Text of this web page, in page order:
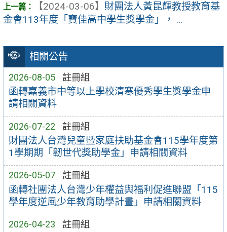
相關公告
2026-08-05 註冊組
函轉嘉義市中等以上學校清寒優秀學生獎學金申
請相關資料
2026-07-22 註冊組
財團法人台灣兒童暨家庭扶助基金會115學年度第
1學期期「韌世代獎助學金」申請相關資料
2026-05-07 註冊組
函轉社團法人台灣少年權益與福利促進聯盟「115
學年度逆風少年教育助學計畫」申請相關資料
2026-04-23 註冊組
【2024-03-06】 財團法人黃昆輝教授教育基
金會113年度「寶佳高中學生獎學金」， ...